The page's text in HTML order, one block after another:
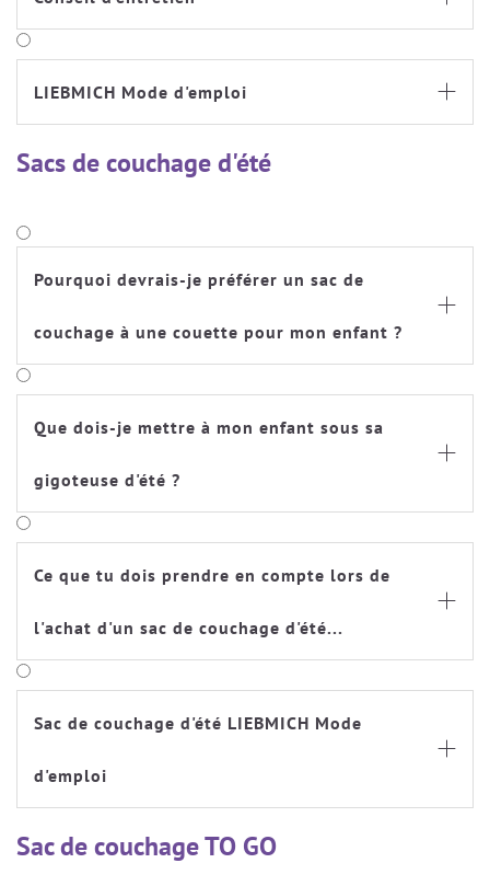
LIEBMICH Mode d'emploi 
Sacs de couchage d'été
Pourquoi devrais-je préférer un sac de
couchage à une couette pour mon enfant ?

Que dois-je mettre à mon enfant sous sa
gigoteuse d'été ?

Ce que tu dois prendre en compte lors de
l'achat d'un sac de couchage d'été...

Sac de couchage d'été LIEBMICH Mode
d'emploi

Sac de couchage TO GO